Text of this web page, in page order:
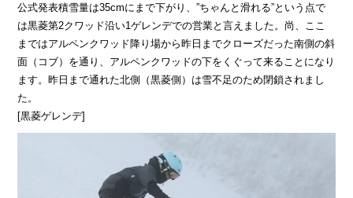
公式発表積雪量は35cmにまで下がり、”ちゃんと滑れる”という点で
は黒菱第2クワッド沿い1ゲレンデでの営業と言えました。尚、ここ
まではアルペンクワッド降り場から昨日までクローズだった南側の斜
面（コブ）を通り、アルペンクワッドの下をくぐって来ることになり
ます。昨日まで通れた北側（黒菱側）は雪不足のため閉鎖されまし
た。
[黒菱ゲレンデ]